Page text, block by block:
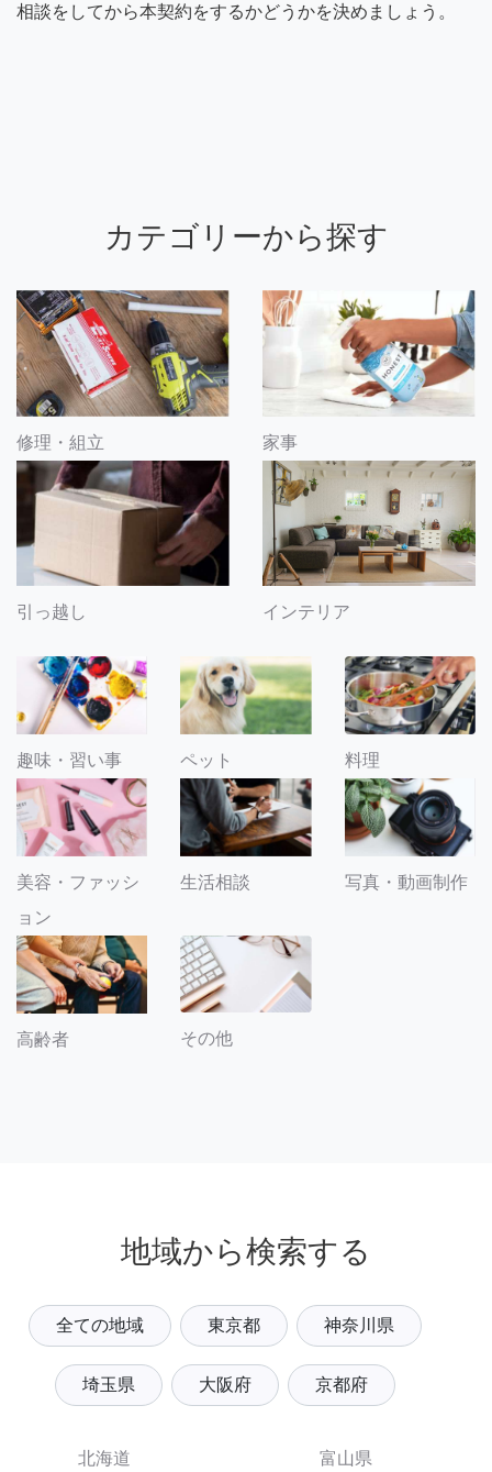
相談をしてから本契約をするかどうかを決めましょう。
カテゴリーから探す
修理・組立 家事
引っ越し インテリア
趣味・習い事 ペット 料理
美容・ファッシ
ョン
生活相談 写真・動画制作
高齢者 その他
地域から検索する
全ての地域 東京都 神奈川県
埼玉県 大阪府 京都府
北海道
富山県